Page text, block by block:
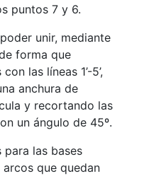
puntos 7 y 6.
unir, mediante
forma que
las líneas 1’-5’,
anchura de
y recortando las
un ángulo de 45º.
las bases
que quedan